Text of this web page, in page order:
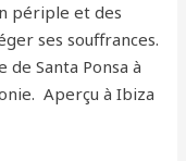
périple et des
ses souffrances.
Santa Ponsa à
Aperçu à Ibiza